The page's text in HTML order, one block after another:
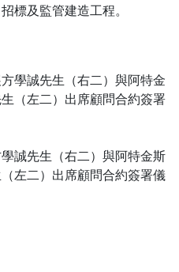
標及監管建造工程。
誠先生（右二）與阿特金斯
左二）出席顧問合約簽署儀